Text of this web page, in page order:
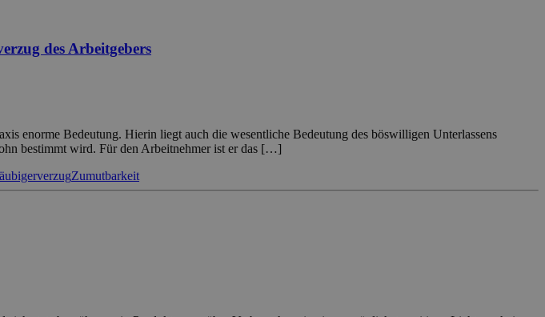
des Arbeitgebers
enorme Bedeutung. Hierin liegt auch die wesentliche Bedeutung des böswilligen Unterlassens
bestimmt wird. Für den Arbeitnehmer ist er das […]
Zumutbarkeit